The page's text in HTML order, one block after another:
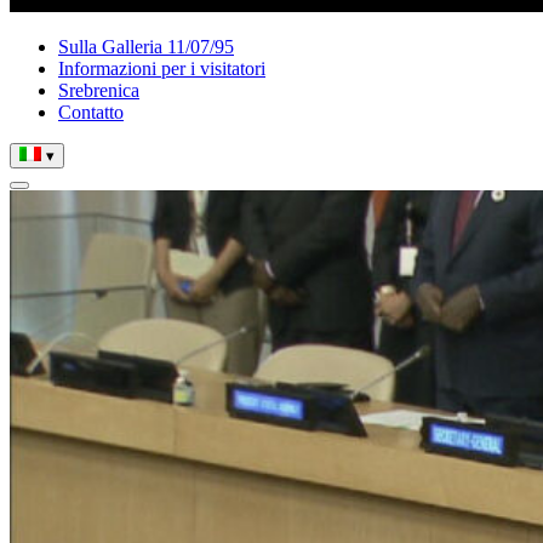
Sulla Galleria 11/07/95
Informazioni per i visitatori
Srebrenica
Contatto
▾